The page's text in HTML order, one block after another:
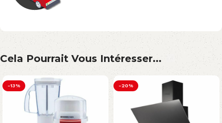
Cela Pourrait Vous Intéresser...
-13% -20%